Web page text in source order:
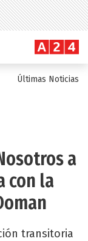
Últimas Noticias
a
con la
transitoria